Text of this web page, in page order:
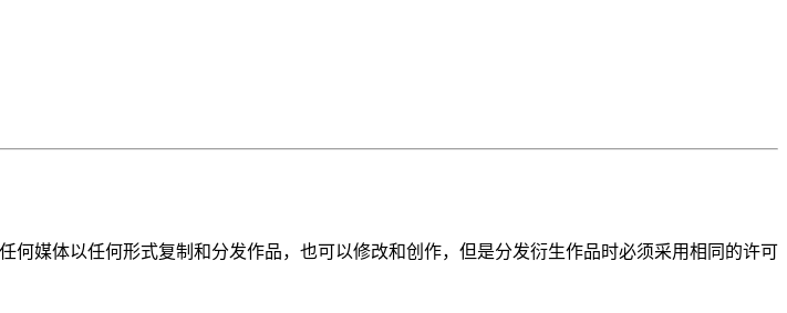
媒体以任何形式复制和分发作品，也可以修改和创作，但是分发衍生作品时必须采用相同的许可